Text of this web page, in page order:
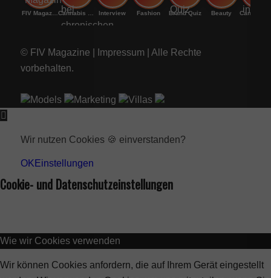
FIV Magazine Interview Fashion Brand Quiz Beauty
© FIV Magazine | Impressum | Alle Rechte
vorbehalten.
Models Marketing Villas
Wir nutzen Cookies 🍪 einverstanden?
OK Einstellungen
Cookie- und Datenschutzeinstellungen
Wie wir Cookies verwenden
Wir können Cookies anfordern, die auf Ihrem Gerät eingestellt